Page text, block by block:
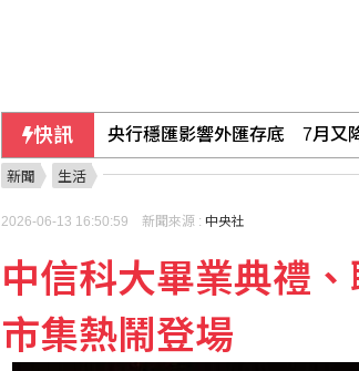
快訊 央行穩匯影響外匯存底 7月又
美制裁古巴武裝部隊首長及軍
首張金色金屬卡面市 美國運通
新聞 生活
2026-06-13 16:50:59 新聞來源 : 中央社
中信科大畢業典禮
市集熱鬧登場